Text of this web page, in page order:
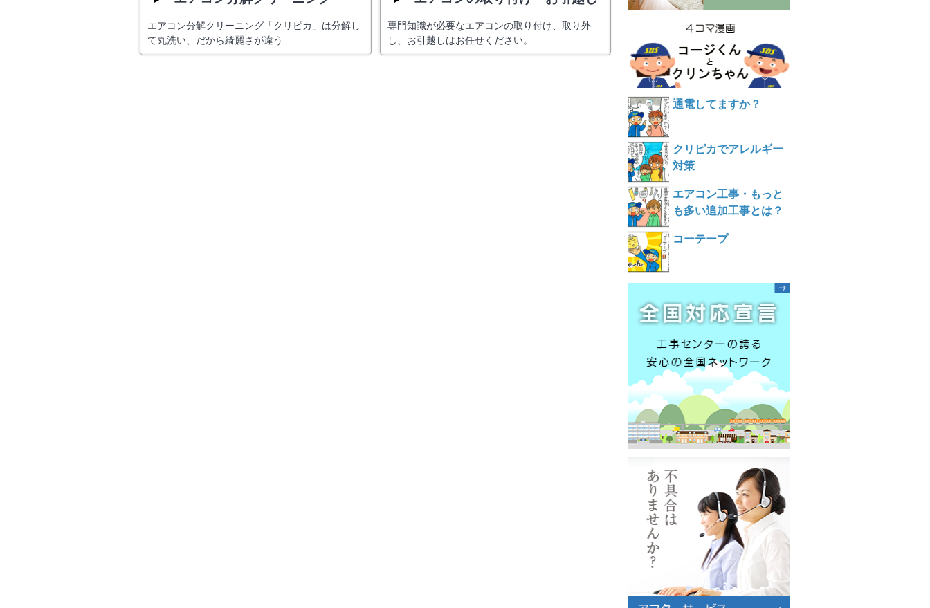
エアコン分解クリーニング「クリピカ」は分解し
て丸洗い、だから綺麗さが違う
専門知識が必要なエアコンの取り付け、取り外
し、お引越しはお任せください。
通電してますか？
クリピカでアレルギー
対策
エアコン工事・もっと
も多い追加工事とは？
コーテープ